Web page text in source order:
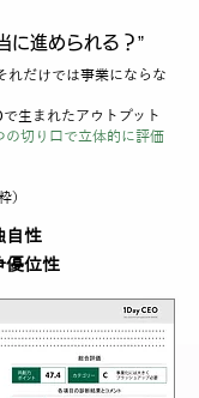
に進められる？”
れだけでは事業にならな
生まれたアウトプット
の切り口で立体的に評価
）
自性
優位性